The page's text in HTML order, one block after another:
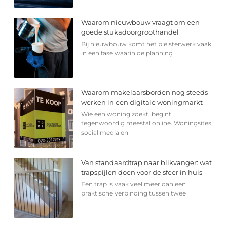
Waarom nieuwbouw vraagt om een
goede stukadoorgroothandel
Bij nieuwbouw komt het pleisterwerk vaak
in een fase waarin de planning
Waarom makelaarsborden nog steeds
werken in een digitale woningmarkt
Wie een woning zoekt, begint
tegenwoordig meestal online. Woningsites,
social media en
Van standaardtrap naar blikvanger: wat
trapspijlen doen voor de sfeer in huis
Een trap is vaak veel meer dan een
praktische verbinding tussen twee